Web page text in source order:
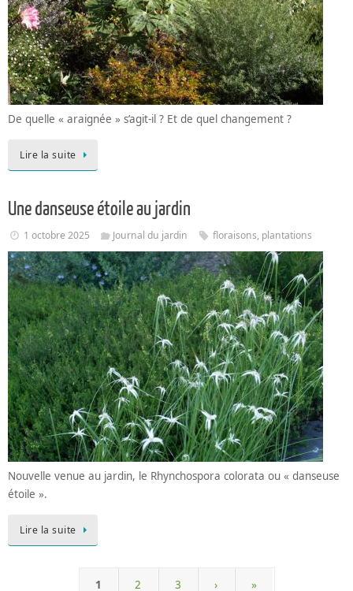
De quelle « araignée » s’agit-il ? Et de quel changement ?
Lire la suite
Une danseuse étoile au jardin
1 octobre 2025 Journal du jardin floraisons, plantations
Nouvelle venue au jardin, le Rhynchospora colorata ou « danseuse
étoile ».
Lire la suite
1 2 3 › »